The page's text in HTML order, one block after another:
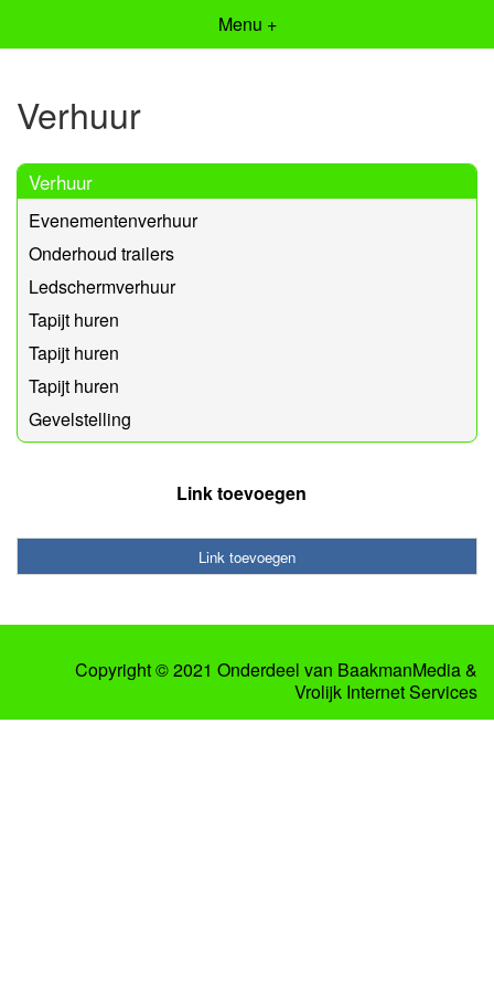
Menu +
Verhuur
Verhuur
Evenementenverhuur
Onderhoud trailers
Ledschermverhuur
Tapijt huren
Tapijt huren
Tapijt huren
Gevelstelling
Link toevoegen
Link toevoegen
Copyright © 2021 Onderdeel van BaakmanMedia&
Vrolijk Internet Services